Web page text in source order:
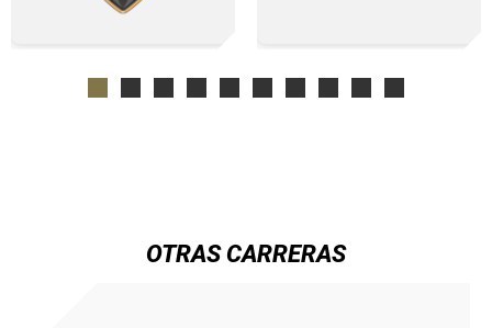
OTRAS CARRERAS